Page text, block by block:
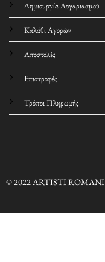
Δημιουργία Λογαριασμού
Καλάθι Αγορών
Αποστολές
Επιστροφές
Τρόποι Πληρωμής
© 2022 ARTISTI ROMANI